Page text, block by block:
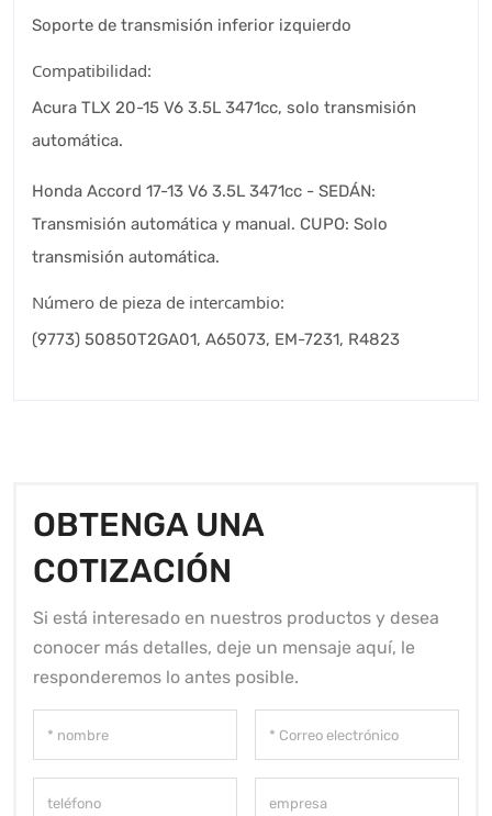
Soporte de transmisión inferior izquierdo
Compatibilidad:
Acura TLX 20-15 V6 3.5L 3471cc, solo transmisión
automática.
Honda Accord 17-13 V6 3.5L 3471cc - SEDÁN:
Transmisión automática y manual. CUPO: Solo
transmisión automática.
Número de pieza de intercambio:
(9773) 50850T2GA01, A65073, EM-7231, R4823
OBTENGA UNA
COTIZACIÓN
Si está interesado en nuestros productos y desea
conocer más detalles, deje un mensaje aquí, le
responderemos lo antes posible.